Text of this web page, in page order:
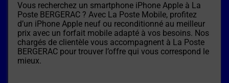
Vous recherchez un smartphone iPhone Apple à La
Poste BERGERAC ? Avec La Poste Mobile, profitez
d’un iPhone Apple neuf ou reconditionné au meilleur
prix avec un forfait mobile adapté à vos besoins. Nos
chargés de clientèle vous accompagnent à La Poste
BERGERAC pour trouver l’offre qui vous correspond le
mieux.